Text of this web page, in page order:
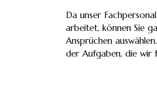
Da unser
arbeitet, können Sie
Ansprüchen
der Aufgaben, die wir